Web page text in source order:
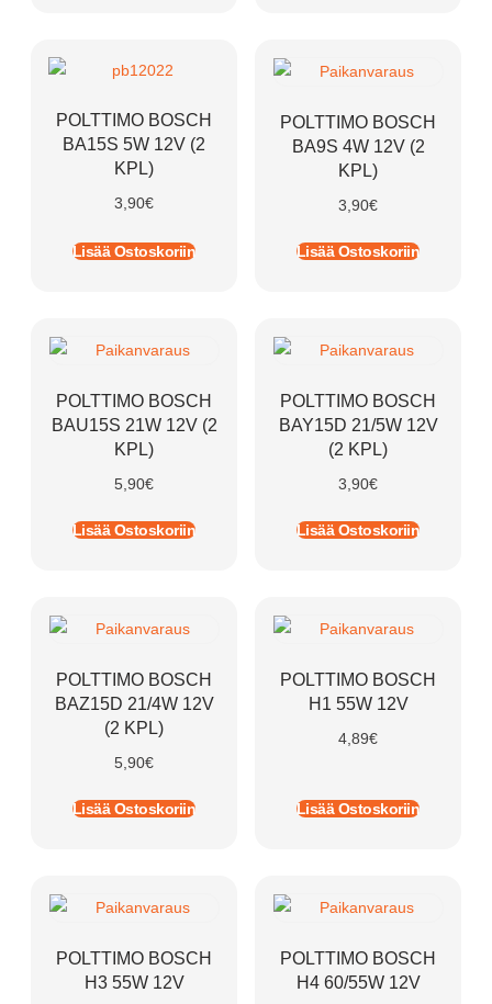
POLTTIMO BOSCH
BA15S 5W 12V (2
KPL)
3,90€
Lisää Ostoskoriin
POLTTIMO BOSCH
BA9S 4W 12V (2
KPL)
3,90€
Lisää Ostoskoriin
POLTTIMO BOSCH
BAU15S 21W 12V (2
KPL)
5,90€
Lisää Ostoskoriin
POLTTIMO BOSCH
BAY15D 21/5W 12V
(2 KPL)
3,90€
Lisää Ostoskoriin
POLTTIMO BOSCH
BAZ15D 21/4W 12V
(2 KPL)
5,90€
Lisää Ostoskoriin
POLTTIMO BOSCH
H1 55W 12V
4,89€
Lisää Ostoskoriin
POLTTIMO BOSCH
H3 55W 12V
POLTTIMO BOSCH
H4 60/55W 12V